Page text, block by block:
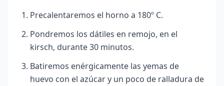
Precalentaremos el horno a 180º C.
Pondremos los dátiles en remojo, en el
kirsch, durante 30 minutos.
Batiremos enérgicamente las yemas de
huevo con el azúcar y un poco de ralladura de